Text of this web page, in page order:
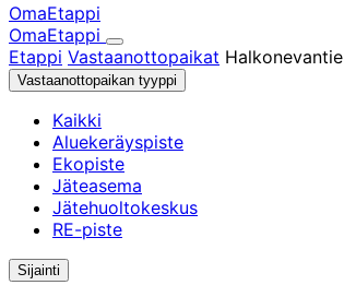
OmaEtappi
OmaEtappi
Haku
Olet
täällä:
Etappi Vastaanottopaikat Halkonevantie
Vastaanottopaikan tyyppi
Kaikki
Aluekeräyspiste
Ekopiste
Jäteasema
Jätehuoltokeskus
RE-piste
Sijainti